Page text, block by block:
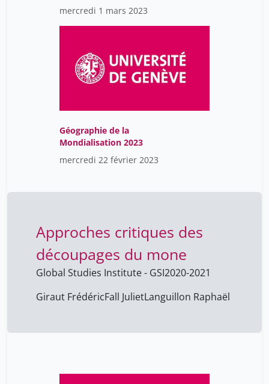
mercredi 1 mars 2023
Géographie de la
Mondialisation 2023
mercredi 22 février 2023
Approches critiques des
découpages du mone
Global Studies Institute - GSI2020-2021
Giraut FrédéricFall JulietLanguillon Raphaël